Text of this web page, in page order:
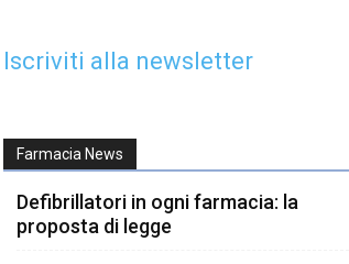
Iscriviti alla newsletter
Farmacia News
Defibrillatori in ogni farmacia: la
proposta di legge